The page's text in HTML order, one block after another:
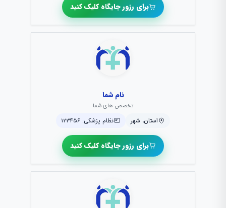
برای رزور جایگاه کلیک کنید
نام شما
تخصص های شما
استان، شهر نظام پزشکی: ۱۲۳۴۵۶
برای رزور جایگاه کلیک کنید